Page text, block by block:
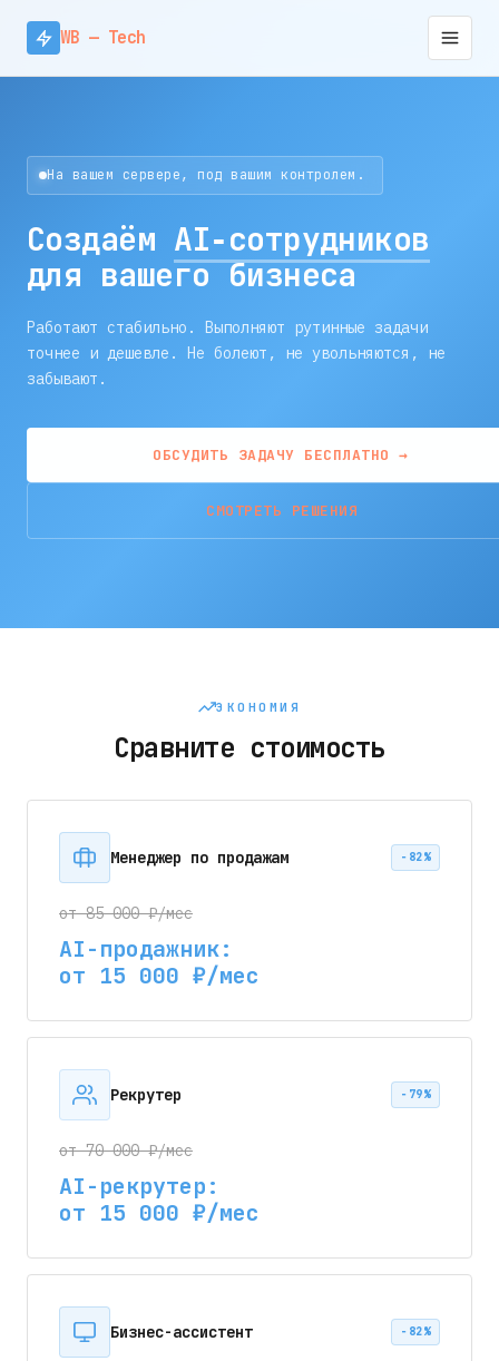
WB — Tech
На вашем сервере, под вашим контролем.
Создаём AI‑сотрудников
для вашего бизнеса
Работают стабильно. Выполняют рутинные задачи
точнее и дешевле. Не болеют, не увольняются, не
забывают.
ОБСУДИТЬ ЗАДАЧУ БЕСПЛАТНО →
СМОТРЕТЬ РЕШЕНИЯ
ЭКОНОМИЯ
Сравните стоимость
Менеджер по продажам −82%
от 85 000 ₽/мес
AI-продажник:
от 15 000 ₽/мес
Рекрутер −79%
от 70 000 ₽/мес
AI-рекрутер:
от 15 000 ₽/мес
Бизнес-ассистент −82%